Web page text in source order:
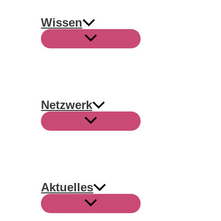
Wissen
Netzwerk
Aktuelles